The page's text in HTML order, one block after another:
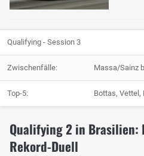
Qualifying - Session 3
Zwischenfälle: Massa/Sainz
Top-5: Bottas, Vettel,
Qualifying 2 in Brasilien:
Rekord-Duell